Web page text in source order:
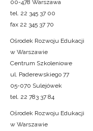
00-478 Warszawa
tel. 22 345 37 00
fax 22 345 37 70
Ośrodek Rozwoju Edukacji
w Warszawie
Centrum Szkoleniowe
ul. Paderewskiego 77
05-070 Sulejówek
tel. 22 783 37 84
Ośrodek Rozwoju Edukacji
w Warszawie